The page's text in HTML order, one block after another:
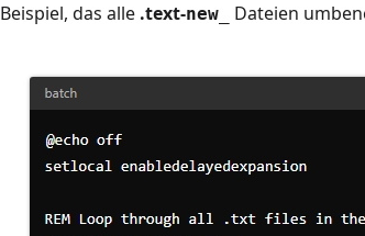
das alle .text-new_ Dateien